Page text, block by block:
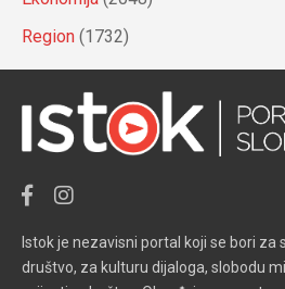
Region (1732)
Istok je nezavisni portal koji se bori za
društvo, za kulturu dijaloga, slobodu